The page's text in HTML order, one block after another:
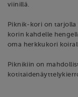
viinillä.
Piknik-kori on tarjolla
korin kahdelle
oma herkkukori
Piknikiin on